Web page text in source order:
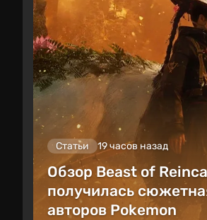
Статьи 19 часов назад
Обзор Beast of
получилась
авторов Pokemon